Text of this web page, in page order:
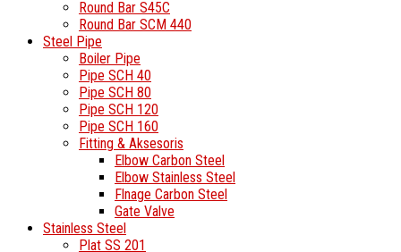
Round Bar S45C
Round Bar SCM 440
Steel Pipe
Boiler Pipe
Pipe SCH 40
Pipe SCH 80
Pipe SCH 120
Pipe SCH 160
Fitting & Aksesoris
Elbow Carbon Steel
Elbow Stainless Steel
Flnage Carbon Steel
Gate Valve
Stainless Steel
Plat SS 201